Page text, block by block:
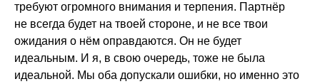
требуют огромного внимания и терпения. Партнёр
не всегда будет на твоей стороне, и не все твои
ожидания о нём оправдаются. Он не будет
идеальным. И я, в свою очередь, тоже не была
идеальной. Мы оба допускали ошибки, но именно это